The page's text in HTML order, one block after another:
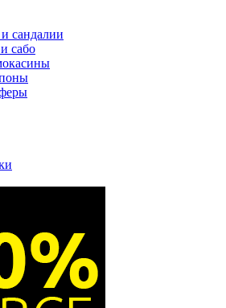
сандалии
сабо